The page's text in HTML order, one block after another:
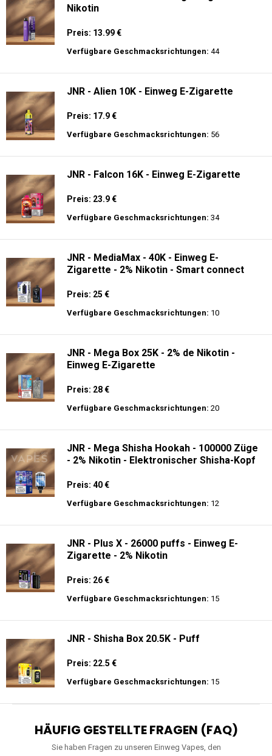
Nikotin
Preis: 13.99 €
Verfügbare Geschmacksrichtungen: 44
JNR - Alien 10K - Einweg E-Zigarette
Preis: 17.9 €
Verfügbare Geschmacksrichtungen: 56
JNR - Falcon 16K - Einweg E-Zigarette
Preis: 23.9 €
Verfügbare Geschmacksrichtungen: 34
JNR - MediaMax - 40K - Einweg E-
Zigarette - 2% Nikotin - Smart connect
Preis: 25 €
Verfügbare Geschmacksrichtungen: 10
JNR - Mega Box 25K - 2% de Nikotin -
Einweg E-Zigarette
Preis: 28 €
Verfügbare Geschmacksrichtungen: 20
JNR - Mega Shisha Hookah - 100000 Züge
- 2% Nikotin - Elektronischer Shisha-Kopf
Preis: 40 €
Verfügbare Geschmacksrichtungen: 12
JNR - Plus X - 26000 puffs - Einweg E-
Zigarette - 2% Nikotin
Preis: 26 €
Verfügbare Geschmacksrichtungen: 15
JNR - Shisha Box 20.5K - Puff
Preis: 22.5 €
Verfügbare Geschmacksrichtungen: 15
HÄUFIG GESTELLTE FRAGEN (FAQ)
Sie haben Fragen zu unseren Einweg Vapes, den